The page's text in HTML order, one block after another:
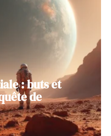
: buts et
de